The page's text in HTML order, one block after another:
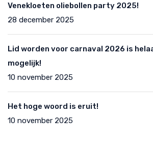
Venekloeten oliebollen party 2025!
28 december 2025
Lid worden voor carnaval 2026 is
mogelijk!
10 november 2025
Het hoge woord is eruit!
10 november 2025